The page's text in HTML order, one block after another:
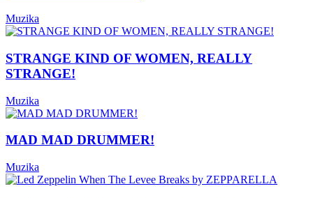
Muzika
STRANGE KIND OF WOMEN, REALLY
STRANGE!
Muzika
MAD MAD DRUMMER!
Muzika